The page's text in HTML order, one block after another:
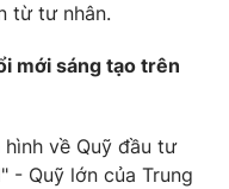
từ tư nhân.
mới sáng tạo trên
về Quỹ đầu tư
- Quỹ lớn của Trung